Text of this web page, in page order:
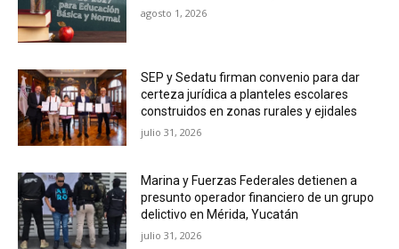
agosto 1, 2026
SEP y Sedatu firman convenio para dar
certeza jurídica a planteles escolares
construidos en zonas rurales y ejidales
julio 31, 2026
Marina y Fuerzas Federales detienen a
presunto operador financiero de un grupo
delictivo en Mérida, Yucatán
julio 31, 2026